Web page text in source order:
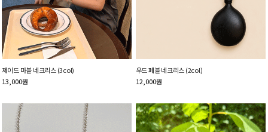
제이드 마블 네크리스 (3col)
13,000원
우드 페블 네크리스 (2col)
12,000원